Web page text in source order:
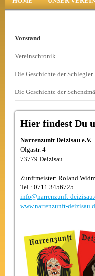
Vorstand
Vereinschronik
Die Geschichte der Schlegler
Die Geschichte der
Hier findest Du
Narrenzunft Deizisau e.V.
Olgastr. 4
73779 Deizisau
Zunftmeister: Roland
Tel.: 0711 3456725
info@narrenzunft-
www.narrenzunft-